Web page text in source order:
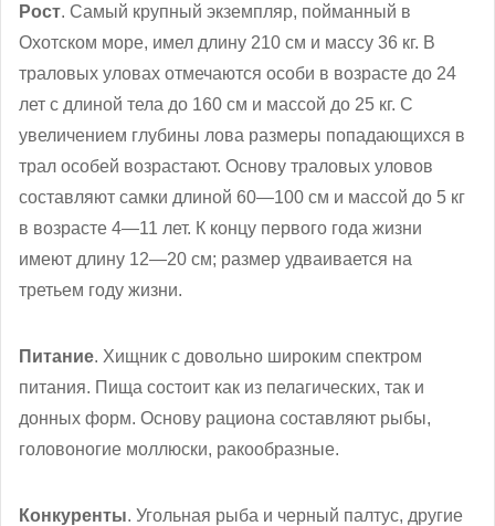
Рост. Самый крупный экземпляр, пойманный в
Охотском море, имел длину 210 см и массу 36 кг. В
траловых уловах отмечаются особи в возрасте до 24
лет с длиной тела до 160 см и массой до 25 кг. С
увеличением глубины лова размеры попадающихся в
трал особей возрастают. Основу траловых уловов
составляют самки длиной 60—100 см и массой до 5 кг
в возрасте 4—11 лет. К концу первого года жизни
имеют длину 12—20 см; размер удваивается на
третьем году жизни.
Питание. Хищник с довольно широким спектром
питания. Пища состоит как из пелагических, так и
донных форм. Основу рациона составляют рыбы,
головоногие моллюски, ракообразные.
Конкуренты. Угольная рыба и черный палтус, другие